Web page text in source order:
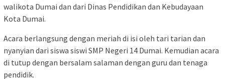
walikota Dumai dan dari Dinas Pendidikan dan Kebudayaan
Kota Dumai.
Acara berlangsung dengan meriah di isi oleh tari tarian dan
nyanyian dari siswa siswi SMP Negeri 14 Dumai. Kemudian acara
di tutup dengan bersalam salaman dengan guru dan tenaga
pendidik.